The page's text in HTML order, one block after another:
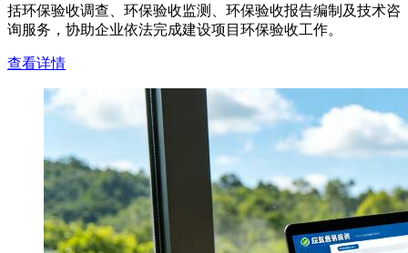
括环保验收调查、环保验收监测、环保验收报告编制及技术咨
询服务，协助企业依法完成建设项目环保验收工作。
查看详情